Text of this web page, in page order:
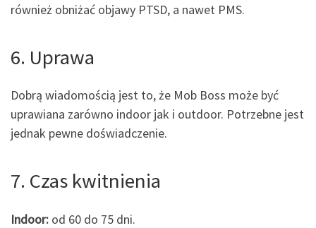
również obniżać objawy PTSD, a nawet PMS.
6. Uprawa
Dobrą wiadomością jest to, że Mob Boss może być
uprawiana zarówno indoor jak i outdoor. Potrzebne jest
jednak pewne doświadczenie.
7. Czas kwitnienia
Indoor: od 60 do 75 dni.